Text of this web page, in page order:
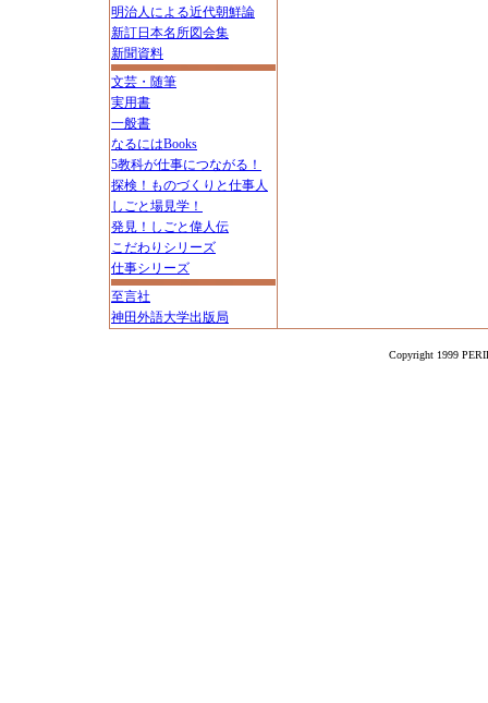
明治人による近代朝鮮論
新訂日本名所図会集
新聞資料
文芸・随筆
実用書
一般書
なるにはBooks
5教科が仕事につながる！
探検！ものづくりと仕事人
しごと場見学！
発見！しごと偉人伝
こだわりシリーズ
仕事シリーズ
至言社
神田外語大学出版局
Copyright 1999